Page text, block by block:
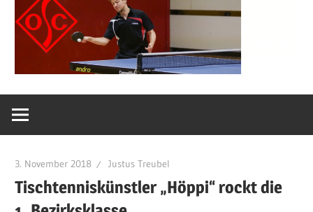
3. November 2018 Justus Treubel
Tischtenniskünstler „Höppi“ rockt die